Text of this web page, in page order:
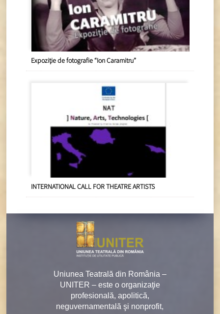
Expoziție de fotografie “Ion Caramitru”
INTERNATIONAL CALL FOR THEATRE ARTISTS
Uniunea Teatrală din România –
UNITER – este o organizaţie
profesională, apolitică,
neguvernamentală şi nonprofit,